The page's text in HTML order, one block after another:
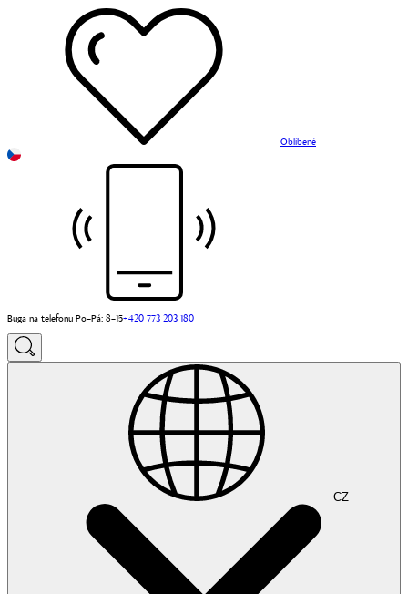
Oblíbené
Buga na telefonu Po–Pá: 8–15+420 773 203 180
CZ